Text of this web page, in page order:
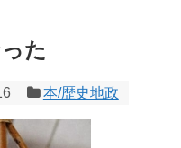
た
本/歴史地政